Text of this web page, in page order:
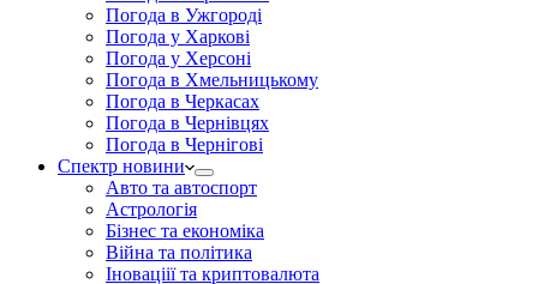
Погода в Ужгороді
Погода у Харкові
Погода у Херсоні
Погода в Хмельницькому
Погода в Черкасах
Погода в Чернівцях
Погода в Чернігові
Спектр новини
Авто та автоспорт
Астрологія
Бізнес та економіка
Війна та політика
Іноваціії та криптовалюта